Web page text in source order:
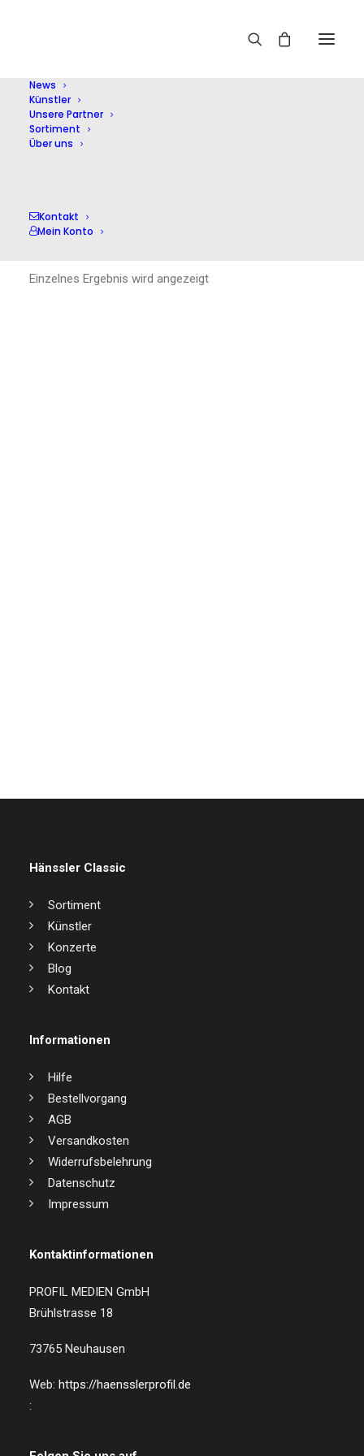
News
Künstler
Unsere Partner
Sortiment
Über uns
Kontakt
Mein Konto
Bolling,C.
Einzelnes Ergebnis wird angezeigt
Hänssler Classic
Sortiment
Künstler
Konzerte
Blog
Kontakt
Informationen
Hilfe
Bestellvorgang
AGB
Versandkosten
Widerrufsbelehrung
Datenschutz
Impressum
Kontaktinformationen
PROFIL MEDIEN GmbH
Brühlstrasse 18
73765 Neuhausen
Web: https://haensslerprofil.de
: